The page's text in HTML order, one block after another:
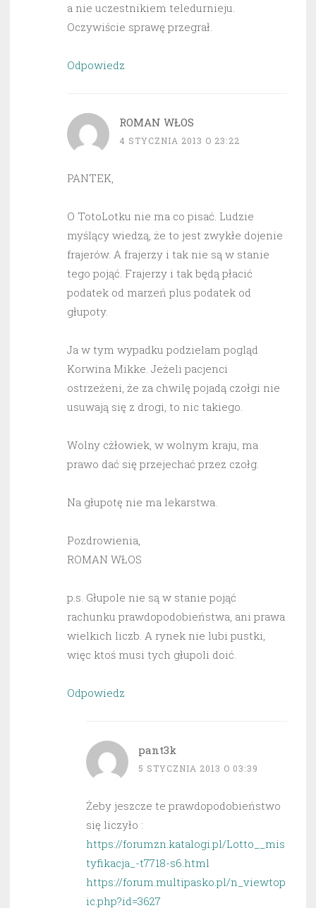
a nie uczestnikiem teledurnieju.
Oczywiście sprawę przegrał.
Odpowiedz
ROMAN WŁOS
4 STYCZNIA 2013 O 23:22
PANTEK,
O TotoLotku nie ma co pisać. Ludzie
myślący wiedzą, że to jest zwykłe dojenie
frajerów. A frajerzy i tak nie są w stanie
tego pojąć. Frajerzy i tak będą płacić
podatek od marzeń plus podatek od
głupoty.
Ja w tym wypadku podzielam pogląd
Korwina Mikke. Jeżeli pacjenci
ostrzeżeni, że za chwilę pojadą czołgi nie
usuwają się z drogi, to nic takiego.
Wolny cżłowiek, w wolnym kraju, ma
prawo dać się przejechać przez czołg.
Na głupotę nie ma lekarstwa.
Pozdrowienia,
ROMAN WŁOS
p.s. Głupole nie są w stanie pojąć
rachunku prawdopodobieństwa, ani prawa
wielkich liczb. A rynek nie lubi pustki,
więc ktoś musi tych głupoli doić.
Odpowiedz
pant3k
5 STYCZNIA 2013 O 03:39
Żeby jeszcze te prawdopodobieństwo
się liczyło :
https://forumzn.katalogi.pl/Lotto__mis
tyfikacja_-t7718-s6.html
https://forum.multipasko.pl/n_viewtop
ic.php?id=3627